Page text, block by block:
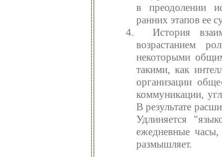
в преодолении
ранних этапов ее
История
возрастанием
некоторыми
такими, как
организации
коммуникации,
В результате
Удлиняется
ежедневные часы,
размышляет.